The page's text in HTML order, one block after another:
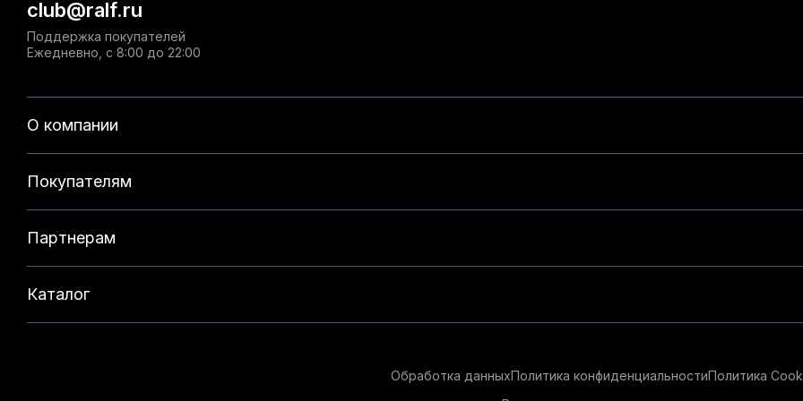
О компании
Покупателям
Партнерам
Каталог
club@ralf.ru
Поддержка покупателей
Ежедневно, с 8:00 до 22:00
Обработка данныхПолитика конфиденциальностиПолитика